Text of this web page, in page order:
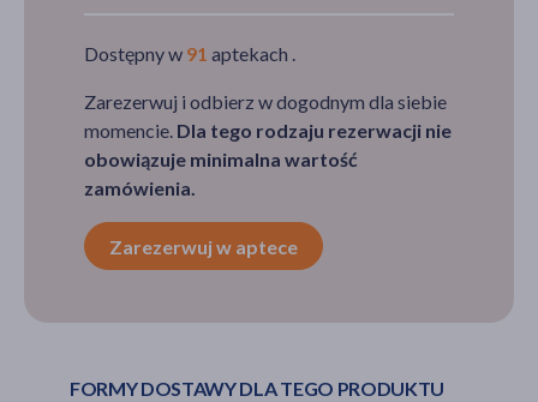
Dostępny w 91 aptekach .
Zarezerwuj i odbierz w dogodnym dla siebie
momencie. Dla tego rodzaju rezerwacji nie
obowiązuje minimalna wartość
zamówienia.
Zarezerwuj w aptece
FORMY DOSTAWY DLA TEGO PRODUKTU